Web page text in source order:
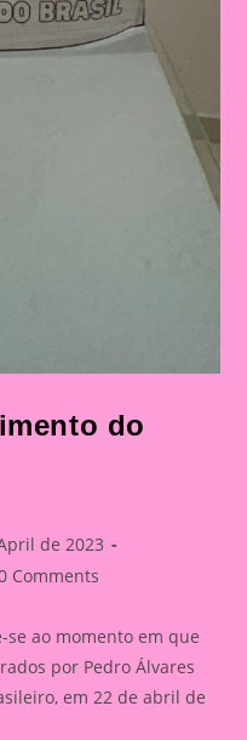
do
de 2023
Comments
ao momento em que
por Pedro Álvares
em 22 de abril de